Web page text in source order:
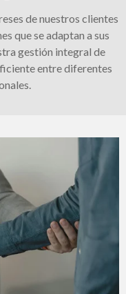
de nuestros clientes
que se adaptan a sus
gestión integral de
entre diferentes